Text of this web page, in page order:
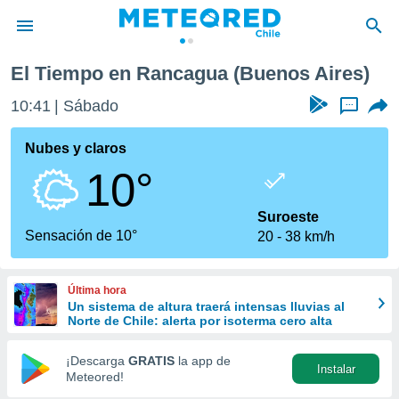
de
por
que se
calidad.
a este
las
y
forma
digital
basada
El Tiempo en Rancagua (Buenos Aires)
10:42 Sábado ...
Nubes y claros
10°
Sensación de 10°
Suroeste
20
38 km/h
Última hora
Un sistema de altura traerá intensas lluvias al
Norte de Chile: alerta por isoterma cero alta
¡Descarga GRATIS la app de
Meteored!
Instalar